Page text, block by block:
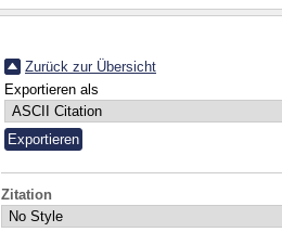
Zurück zur Übersicht
Exportieren als
Zitation